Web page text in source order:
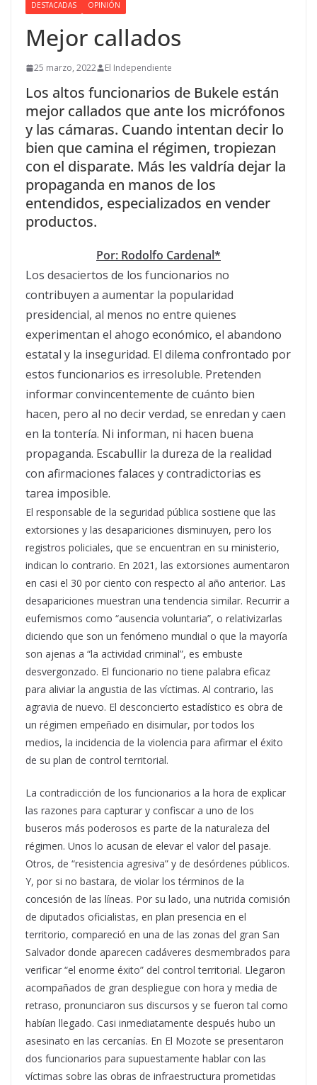
DESTACADAS OPINIÓN
Mejor callados
25 marzo, 2022 El Independiente
Los altos funcionarios de Bukele están
mejor callados que ante los micrófonos
y las cámaras. Cuando intentan decir lo
bien que camina el régimen, tropiezan
con el disparate. Más les valdría dejar la
propaganda en manos de los
entendidos, especializados en vender
productos.
Por: Rodolfo Cardenal*
Los desaciertos de los funcionarios no
contribuyen a aumentar la popularidad
presidencial, al menos no entre quienes
experimentan el ahogo económico, el abandono
estatal y la inseguridad. El dilema confrontado por
estos funcionarios es irresoluble. Pretenden
informar convincentemente de cuánto bien
hacen, pero al no decir verdad, se enredan y caen
en la tontería. Ni informan, ni hacen buena
propaganda. Escabullir la dureza de la realidad
con afirmaciones falaces y contradictorias es
tarea imposible.
El responsable de la seguridad pública sostiene que las
extorsiones y las desapariciones disminuyen, pero los
registros policiales, que se encuentran en su ministerio,
indican lo contrario. En 2021, las extorsiones aumentaron
en casi el 30 por ciento con respecto al año anterior. Las
desapariciones muestran una tendencia similar. Recurrir a
eufemismos como “ausencia voluntaria”, o relativizarlas
diciendo que son un fenómeno mundial o que la mayoría
son ajenas a “la actividad criminal”, es embuste
desvergonzado. El funcionario no tiene palabra eficaz
para aliviar la angustia de las víctimas. Al contrario, las
agravia de nuevo. El desconcierto estadístico es obra de
un régimen empeñado en disimular, por todos los
medios, la incidencia de la violencia para afirmar el éxito
de su plan de control territorial.
La contradicción de los funcionarios a la hora de explicar
las razones para capturar y confiscar a uno de los
buseros más poderosos es parte de la naturaleza del
régimen. Unos lo acusan de elevar el valor del pasaje.
Otros, de “resistencia agresiva” y de desórdenes públicos.
Y, por si no bastara, de violar los términos de la
concesión de las líneas. Por su lado, una nutrida comisión
de diputados oficialistas, en plan presencia en el
territorio, compareció en una de las zonas del gran San
Salvador donde aparecen cadáveres desmembrados para
verificar “el enorme éxito” del control territorial. Llegaron
acompañados de gran despliegue con hora y media de
retraso, pronunciaron sus discursos y se fueron tal como
habían llegado. Casi inmediatamente después hubo un
asesinato en las cercanías. En El Mozote se presentaron
dos funcionarios para supuestamente hablar con las
víctimas sobre las obras de infraestructura prometidas